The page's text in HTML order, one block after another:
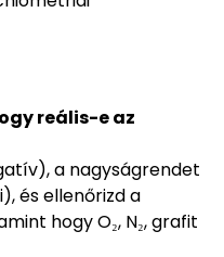
reális-e az
a nagyságrendet
és ellenőrizd a
hogy O₂, N₂, grafit